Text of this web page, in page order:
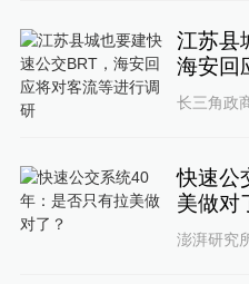
江苏县
海安回
长三角政
快速公
美做对
澎湃研究